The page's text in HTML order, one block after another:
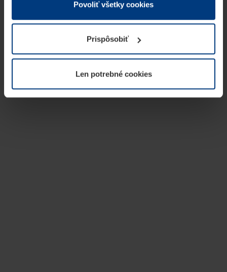
Z právneho hľadiska môžeme cookies ukladať na Vašom
prevádzku tejto stránky. Pre všetky ostatné typy cookie
potrebujeme Vaše povolenie. Vaše povolenie môžete
kedykoľvek zmeniť alebo odvolať vo vysvetlení cookie
našej webovej stránky.
Povoliť všetky cookies
Prispôsobiť
Len potrebné cookies